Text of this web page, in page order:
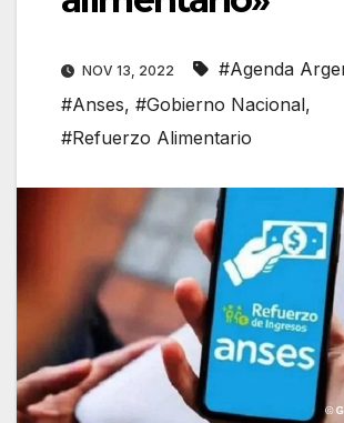
NOV 13, 2022 #Agenda
#Anses, #Gobierno Nacional,
#Refuerzo Alimentario